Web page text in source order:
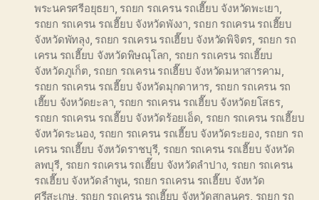
พระนครศรีอยุธยา รถยก รถเครน รถเฮี๊ยบ จังหวัดพะเยา
รถยก รถเครน รถเฮี๊ยบ จังหวัดพังงา รถยก รถเครน รถเฮี๊ยบ
จังหวัดพัทลุง, รถยก รถเครน รถเฮี๊ยบ จังหวัดพิจิตร รถยก รถ
เครน รถเฮี๊ยบ จังหวัดพิษณุโลก รถยก รถเครน รถเฮี๊ยบ
จังหวัดภูเก็ต รถยก รถเครน รถเฮี๊ยบ จังหวัดมหาสารคาม
รถยก รถเครน รถเฮี๊ยบ จังหวัดมุกดาหาร รถยก รถเครน รถ
เฮี๊ยบ จังหวัดยะลา รถยก รถเครน รถเฮี๊ยบ จังหวัดยโสธร,
รถยก รถเครน รถเฮี๊ยบ จังหวัดร้อยเอ็ด รถยก รถเครน รถเฮี๊ยบ
จังหวัดระนอง, รถยก รถเครน รถเฮี๊ยบ จังหวัดระยอง, รถยก รถ
เครน รถเฮี๊ยบ จังหวัดราชบุรี, รถยก รถเครน รถเฮี๊ยบ จังหวัด
ลพบุรี รถยก รถเครน รถเฮี๊ยบ จังหวัดลำปาง, รถยก รถเครน
รถเฮี๊ยบ จังหวัดลำพูน รถยก รถเครน รถเฮี๊ยบ จังหวัด
ศรีสะเกษ รถยก รถเครน รถเฮี๊ยบ จังหวัดสกลนคร รถยก รถ